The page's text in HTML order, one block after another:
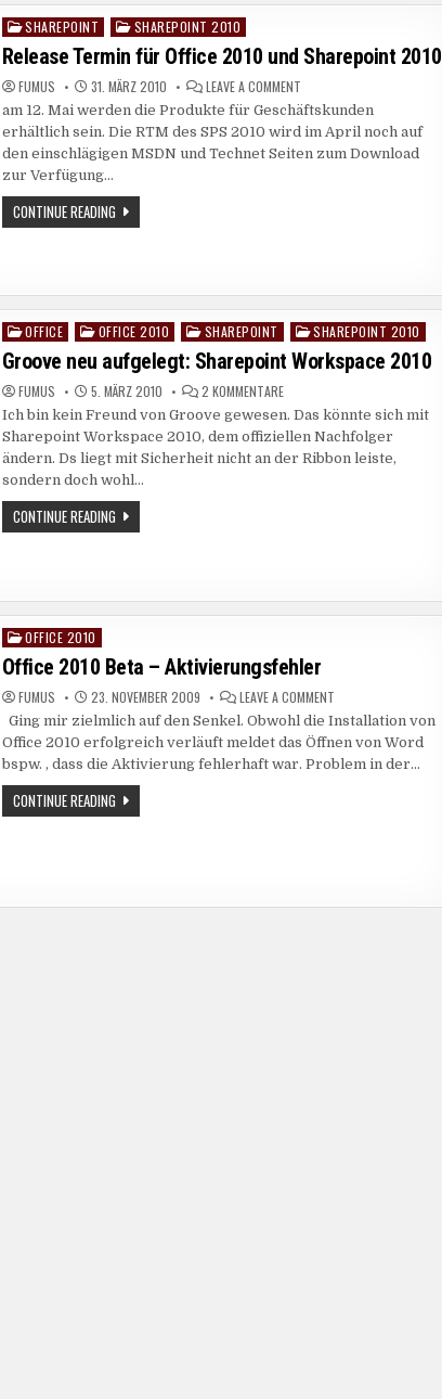
Posted
in
SHAREPOINT SHAREPOINT 2010
Release Termin für Office 2010 und Sharepoint 2010
FUMUS 31. MÄRZ 2010 LEAVE A COMMENTON
TERMIN
FÜR
OFFICE
2010
UND
am 12. Mai werden die Produkte für Geschäftskunden
erhältlich sein. Die RTM des SPS 2010 wird im April noch auf
den einschlägigen MSDN und Technet Seiten zum Download
zur Verfügung…
CONTINUE READINGRELEASE
TERMIN
SHAREPOINT
2010
Posted
in
OFFICE OFFICE 2010 SHAREPOINT SHAREPOINT 2010
Groove neu aufgelegt: Sharepoint Workspace 2010
FUMUS 5. MÄRZ 2010 2 KOMMENTAREZU
GROOVE
NEU
AUFGELEGT:
SHAREPOINT
WORKSPACE
2010
Ich bin kein Freund von Groove gewesen. Das könnte sich mit
Sharepoint Workspace 2010, dem offiziellen Nachfolger
ändern. Ds liegt mit Sicherheit nicht an der Ribbon leiste,
sondern doch wohl…
CONTINUE READINGGROOVE
NEU
Posted
in
OFFICE 2010
Office 2010 Beta – Aktivierungsfehler
FUMUS 23. NOVEMBER 2009 LEAVE A COMMENTON
2010
–
AKTIVIERUNGSFEHLER
Ging mir zielmlich auf den Senkel. Obwohl die Installation von
Office 2010 erfolgreich verläuft meldet das Öffnen von Word
bspw. , dass die Aktivierung fehlerhaft war. Problem in der…
CONTINUE READINGOFFICE
2010